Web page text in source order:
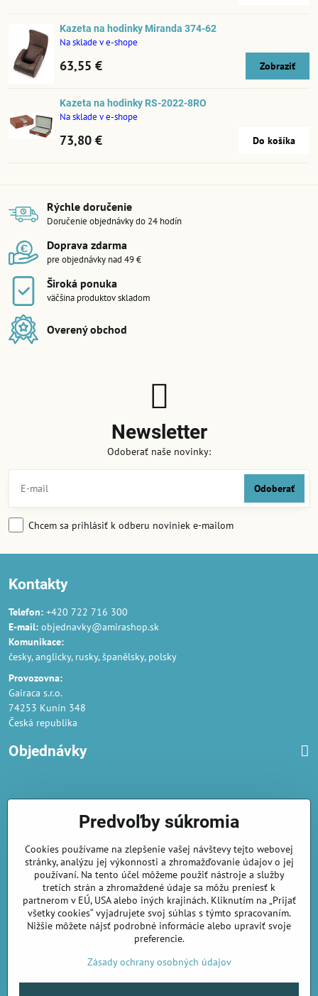
Kazeta na hodinky Miranda 374-62
Na sklade v e-shope
63,55 € Zobraziť
Kazeta na hodinky RS-2022-8RO
Na sklade v e-shope
73,80 € Do košíka
Rýchle doručenie
Doručenie objednávky do 24 hodín
Doprava zdarma
pre objednávky nad 49 €
Široká ponuka
väčšina produktov skladom
Overený obchod
Newsletter
Odoberať naše novinky:
Odoberať
Chcem sa prihlásiť k odberu noviniek e-mailom
Kontakty
Telefon: +420 722 716 300
E-mail: objednavky@amirashop.sk
Komunikace:
česky, anglicky, rusky, španělsky, polsky
Provozovna:
Gairaca s.r.o.
74253 Kunín 348
Česká republika
Objednávky
Podmienky ochrany osobných údajov
Náklady na dodání a doba dodání
Veľkoobchod- značka Gaira®
AmiraShop je registrovaný na Puncovom úrade.
Puncové značkysú k nahliadnuttu.
amirashop.cz/
Predvoľby súkromia
Cookies používame na zlepšenie vašej návštevy tejto webovej
stránky, analýzu jej výkonnosti a zhromažďovanie údajov o jej
používaní. Na tento účel môžeme použiť nástroje a služby
tretích strán a zhromaždené údaje sa môžu preniesť k
partnerom v EÚ, USA alebo iných krajinách. Kliknutím na „Prijať
všetky cookies“ vyjadrujete svoj súhlas s týmto spracovaním.
Nižšie môžete nájsť podrobné informácie alebo upraviť svoje
preferencie.
Zásady ochrany osobných údajov